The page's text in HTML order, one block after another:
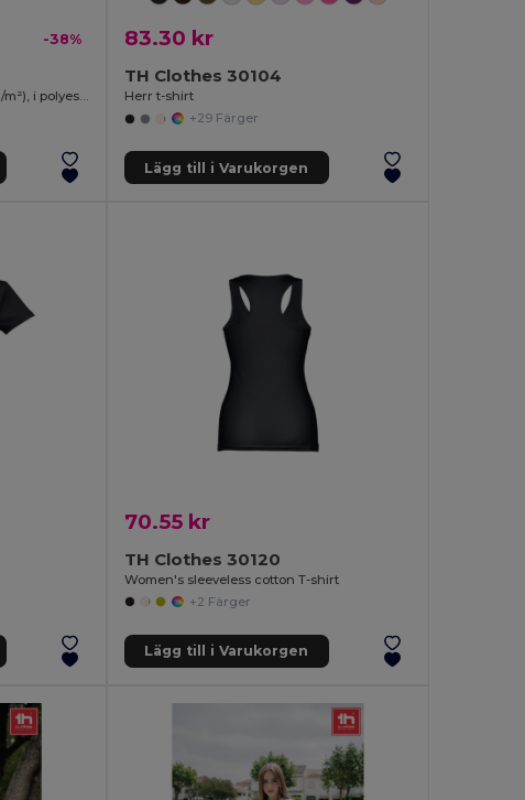
-38%
Tvåfärgad teknisk t-shirt i (160g/m²), i polyester (100%)
83.30 kr
TH Clothes 30104
Herr t-shirt
+29 Färger
Lägg till i Varukorgen
70.55 kr
TH Clothes 30120
Women's sleeveless cotton T-shirt
+2 Färger
Lägg till i Varukorgen